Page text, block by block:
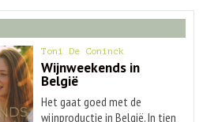
smaak van onze eigen wijn.
wijngaard tot kelder: van
druivenrassen en duurzame
wijnbouw tot het
vinificatieproces. Voor welke
uitdagingen staan de
Toni De Coninck
Wijnweekends in
België
Het gaat goed met de
wijnproductie in België. In tien